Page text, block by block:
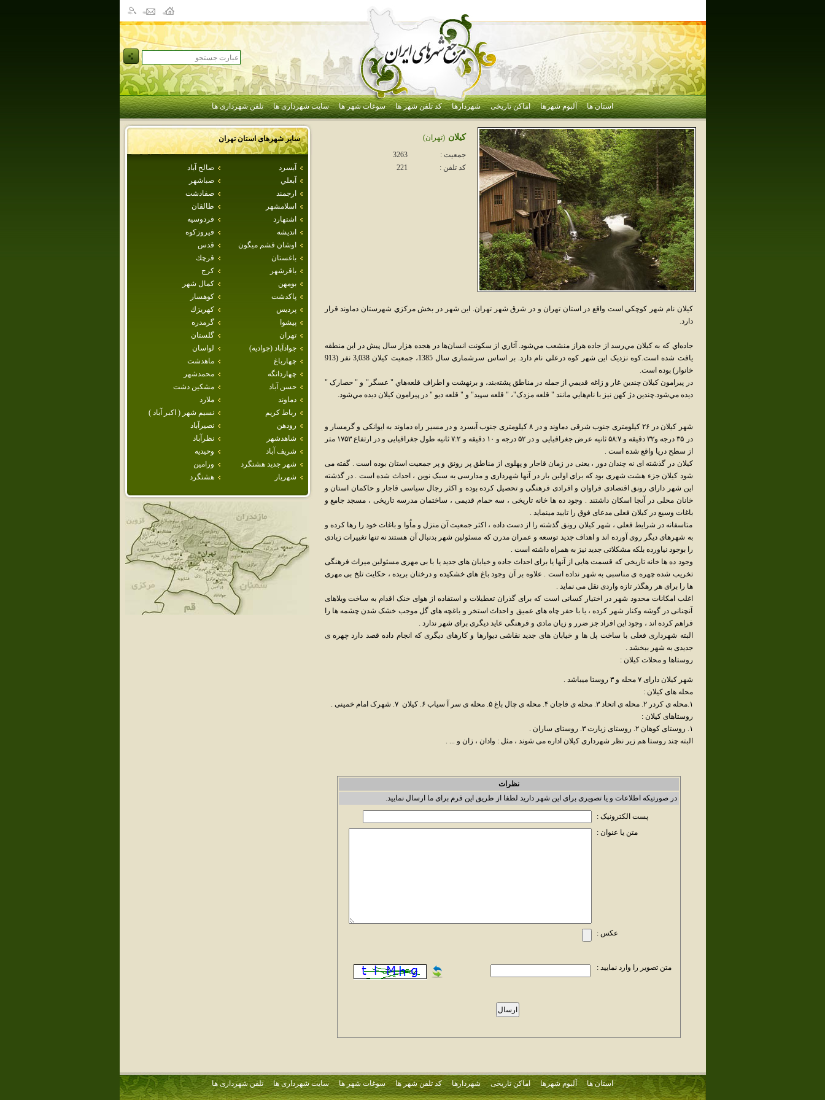
استان ها آلبوم شهرها اماکن تاریخی شهردارها کد تلفن شهر ها سوغات شهر ها سایت شهرداری ها تلفن شهرداری ها
سایر شهرهای استانتهران
آبسرد
صالح آباد
آبعلي
صباشهر
ارجمند
صفادشت
اسلامشهر
طالقان
اشتهارد
فردوسيه
انديشه
فيروزكوه
اوشان فشم ميگون
قدس
باغستان
قرچك
باقرشهر
كرج
بومهن
كمال شهر
پاكدشت
كوهسار
پرديس
كهريزك
پيشوا
گرمدره
تهران
گلستان
جوادآباد (جواديه)
لواسان
چهارباغ
ماهدشت
چهاردانگه
محمدشهر
حسن آباد
مشكين دشت
دماوند
ملارد
رباط كريم
نسيم شهر ( اكبر آباد )
رودهن
نصيرآباد
شاهدشهر
نظرآباد
شريف آباد
وحيديه
شهر جديد هشتگرد
ورامين
شهريار
هشتگرد
كيلان (تهران)
جمعیت :
3263
کد تلفن :
221
کيلان نام شهر کوچکي است واقع در استان تهران و در شرق شهر تهران. اين شهر در بخش مرکزي شهرستان دماوند قرار
دارد.
جاده‌اي که به کيلان مي‌رسد از جاده هراز منشعب مي‌شود. آثاري از سکونت انسان‌ها در هجده هزار سال پيش در اين منطقه
يافت شده است.کوه نزديک اين شهر کوه درعلي نام دارد. بر اساس سرشماري سال 1385، جمعيت کيلان 3,038 نفر (913
خانوار) بوده است.
در پيرامون کيلان چندين غار و زاغه قديمي از جمله در مناطق پشته‌بند، و برنهشت و اطراف قلعه‌هاي " عسگر" و " حصارک "
ديده مي‌شود.چندين دژ کهن نيز با نام‌هايي مانند " قلعه مزدک"، " قلعه سپيد" و " قلعه ديو " در پيرامون کيلان ديده مي‌شود.
شهر کیلان در ۲۶ کیلومتری جنوب شرقی دماوند و در ۸ کیلومتری جنوب آبسرد و در مسیر راه دماوند به ایوانکی و گرمسار و
در ۳۵ درجه و۳۲ دقیقه و ۵۸:۷ ثانیه عرض جغرافیایی و در ۵۲ درجه و ۱۰ دقیقه و ۷:۲ ثانیه طول جغرافیایی و در ارتفاع ۱۷۵۳ متر
از سطح دریا واقع شده است .
کیلان در گذشته ای نه چندان دور ، یعنی در زمان قاجار و پهلوی از مناطق پر رونق و پر جمعیت استان بوده است . گفته می
شود کیلان جزء هشت شهری بود که برای اولین بار در آنها شهرداری و مدارسی به سبک نوین ، احداث شده است . در گذشته
این شهر دارای رونق اقتصادی فراوان و افرادی فرهنگی و تحصیل کرده بوده و اکثر رجال سیاسی قاجار و حاکمان استان و
خانان محلی در آنجا اسکان داشتند . وجود ده ها خانه تاریخی ، سه حمام قدیمی ، ساختمان مدرسه تاریخی ، مسجد جامع و
باغات وسیع در کیلان فعلی مدعای فوق را تایید مینماید .
متاسفانه در شرایط فعلی ، شهر کیلان رونق گذشته را از دست داده ، اکثر جمعیت آن منزل و ماُوا و باغات خود را رها کرده و
به شهرهای دیگر روی آورده اند و اهداف جدید توسعه و عمران مدرن که مسئولین شهر بدنبال آن هستند نه تنها تغییرات زیادی
را بوجود نیاورده بلکه مشکلاتی جدید نیز به همراه داشته است .
وجود ده ها خانه تاریخی که قسمت هایی از آنها یا برای احداث جاده و خیابان های جدید یا با بی مهری مسئولین میراث فرهنگی
تخریب شده چهره ی مناسبی به شهر نداده است . علاوه بر آن وجود باغ های خشکیده و درختان بریده ، حکایت تلخ بی مهری
ها را برای هر رهگذر تازه واردی نقل می نماید .
اغلب امکانات محدود شهر در اختیار کسانی است که برای گذران تعطیلات و استفاده از هوای خنک اقدام به ساخت ویلاهای
آنچنانی در گوشه وکنار شهر کرده ، یا با حفر چاه های عمیق و احداث استخر و باغچه های گل موجب خشک شدن چشمه ها را
فراهم کرده اند ، وجود این افراد جز ضرر و زیان مادی و فرهنگی عاید دیگری برای شهر ندارد .
البته شهرداری فعلی با ساخت پل ها و خیابان های جدید نقاشی دیوارها و کارهای دیگری که انجام داده قصد دارد چهره ی
جدیدی به شهر ببخشد .
روستاها و محلات کیلان :
شهر کیلان دارای ۷ محله و ۳ روستا میباشد .
محله های کیلان :
۱.محله ی کردر ۲. محله ی اتحاد ۳. محله ی فاجان ۴. محله ی چال باغ ۵. محله ی سر آ سیاب ۶. کیلان ۷. شهرک امام خمینی .
روستاهای کیلان :
۱. روستای کوهان ۲. روستای زیارت ۳. روستای ساران .
البته چند روستا هم زیر نظر شهرداری کیلان اداره می شوند ، مثل : وادان ، زان و ... .
نظرات
در صورتیکه اطلاعات و یا تصویری برای این شهر دارید لطفا از طریق این فرم برای ما ارسال نمایید.
پست الکترونیک :
متن یا عنوان :
عکس :
متن تصویر را وارد نمایید :
استان ها آلبوم شهرها اماکن تاریخی شهردارها کد تلفن شهر ها سوغات شهر ها سایت شهرداری ها تلفن شهرداری ها